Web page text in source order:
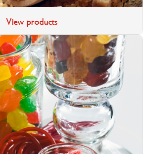
View products